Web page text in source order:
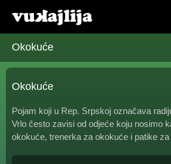
Okokuće
Okokuće
Pojam koji u Rep. Srpskoj označava
Vrlo često zavisi od odjeće koju nosimo
okokuće, trenerka za okokuće i patike